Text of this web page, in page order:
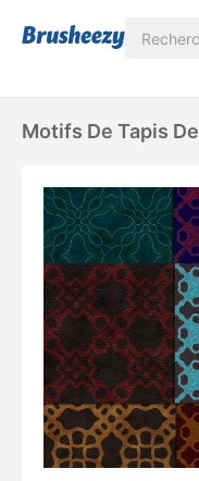
Motifs De Tapis